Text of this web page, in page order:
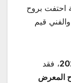
احتفت بروح
قيم
، فقد
المعرض